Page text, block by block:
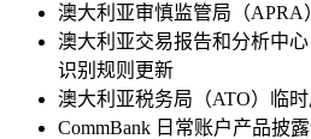
澳大利亚审慎监管局（
澳大利亚交易报告和分析中
识别规则更新
澳大利亚税务局（ATO）临
CommBank 日常账户产品披